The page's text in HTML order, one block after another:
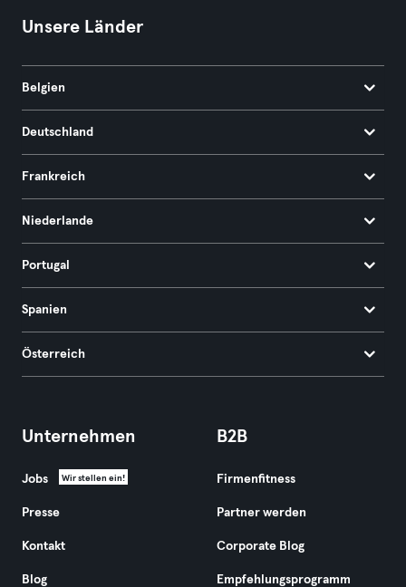
Unsere Länder
Belgien
Deutschland
Frankreich
Niederlande
Portugal
Spanien
Österreich
Unternehmen
Jobs Wir stellen ein!
Presse
Kontakt
Blog
B2B
Firmenfitness
Partner werden
Corporate Blog
Empfehlungsprogramm